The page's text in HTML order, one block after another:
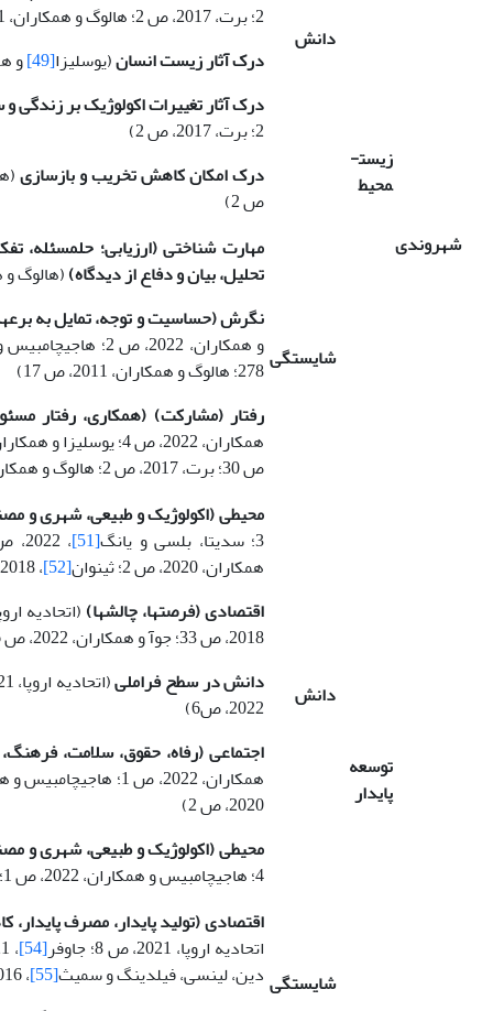
شهروندی
زیست­
محیط
دانش
2؛ برت، 2017، ص 2؛ هالوگ و همکاران، 2011، ص 14)
درک آثار زیست انسان(یوسلیزا[49]
و
درک آثار تغییرات اکولوژیک بر زندگی
2؛ برت، 2017، ص 2)
درک امکان کاهش تخریب و بازسازی
ص 2)
شایستگی
مهارت شناختی (ارزیابی؛ حل­مسئله،
تحلیل، بیان و دفاع از دیدگاه)(هالوگ و
نگرش­­ (حساسیت و توجه، تمایل به
و همکاران، 2022، ص 2؛ هاجیچامبیس و هاجیپامبی
278؛ هالوگ و همکاران، 2011، ص 17)
رفتار (مشارکت) (همکاری، رفتار
ص 30؛ برت، 2017، ص 2؛ هالوگ و همکاران، 2011، ص 15-38)
توسعه
پایدار
دانش
محیطی (اکولوژیک و طبیعی، شهری و
3؛ سدیتا، بلسی و یانگ
[51]
همکاران، 2020، ص 2؛ ثینوان
[52]
، 2018، ص 32)
اقتصادی (فرصت­ها، چالش­ها)
2018، ص 33؛ جوآ و همکاران، 2022، ص 6؛ رندینل و بری
دانش در سطح فراملی
2022، ص6)
اجتماعی (رفاه، حقوق، سلامت،
2020، ص 2)
محیطی (اکولوژیک و طبیعی، شهری و
4؛ هاجیچامبیس و همکاران، 2022، ص 1؛ گنزالز-سلمنکا و همکاران، 2020، ص 2)
شایستگی
اقتصادی (تولید پایدار، مصرف
اتحادیه اروپا، 2021، ص 8؛ جاوفر
[54]
دین، لینسی، فیلدینگ و سمیث[55]
، 2016، ص 1)